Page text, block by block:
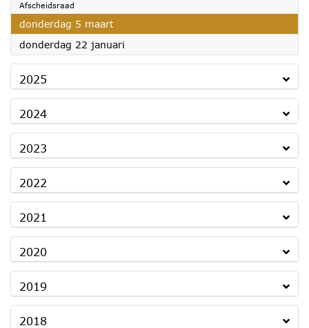
Afscheidsraad
donderdag 5 maart2026
donderdag 22 januari
2025
2024
2023
2022
2021
2020
2019
2018